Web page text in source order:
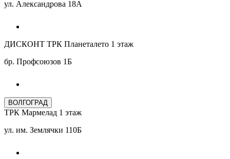
ул. Александрова 18А
ДИСКОНТ ТРК Планеталето 1 этаж
бр. Профсоюзов 1Б
ВОЛГОГРАД
ТРК Мармелад 1 этаж
ул. им. Землячки 110Б